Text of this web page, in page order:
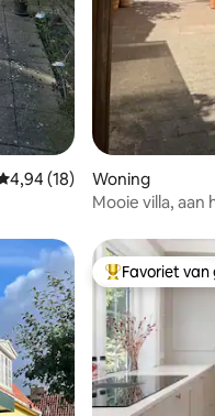
beoordeling
4,94 (18)
Woning
Mooie villa, aan
Topfavoriet
Favoriet